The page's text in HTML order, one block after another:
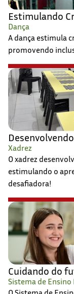
Estimulando
Dança
A dança estimula
promovendo
Xadrez
O xadrez
estimulando o
desafiadora!
Cuidando do
Sistema de Ensino